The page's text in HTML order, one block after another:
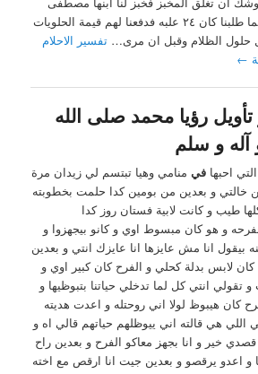
اثنى عشر علبه فقط بينما طلبنا كان ٢٤ علبه فدفعنا لهم قيمة الحلويات
حلول الظلام وقبل ان مرى…تفسير الاحلام
←
رؤيا محمد صلى الله
آله و سلم
في منامي وهيا تبتسم لي زيدان مرة
خالتي و بعدين من بومين كدا حلمت بخطوبته
طيب و كانت لابية فستان روز كدا
و هو كان مبسوط اوي و كانو بيجهزوا و
بيقول انا مش عايزها انا عايزك انتي و بعدين
كان لابس بدلة كحلي و الفرح كان كبير اوي و
تقولي انتي كل لما تدخلي حياتنا بتبوظيها و
كان هيبوظ لولا اني روحتله و اعدت هديته
اللي هي قالته اني ييوظلهم حياتهم قالي اه و
قصدي خير و انا بجهز معاكو الفرح و بعدين راح
و اعدو يرقصو و بعدين جيت انا ارقص مع اخته